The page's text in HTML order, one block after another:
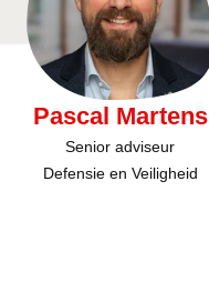
Pascal Martens
Senior adviseur
Defensie en Veiligheid